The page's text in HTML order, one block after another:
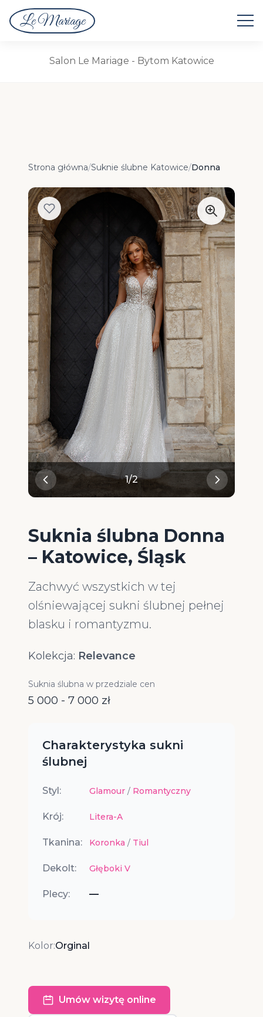
Le MariageSuknie Ślubne
Salon Le Mariage - Bytom Katowice
Strona główna/Suknie ślubne Katowice/Donna
1/2
Suknia ślubna Donna
– Katowice, Śląsk
Zachwyć wszystkich w tej
olśniewającej sukni ślubnej pełnej
blasku i romantyzmu.
Kolekcja: Relevance
Suknia ślubna w przedziale cen
5 000 - 7 000 zł
Charakterystyka sukni
ślubnej
Styl: Glamour / Romantyczny
Krój: Litera-A
Tkanina: Koronka / Tiul
Dekolt: Głęboki V
Plecy: —
Kolor:Orginal
Umów wizytę online